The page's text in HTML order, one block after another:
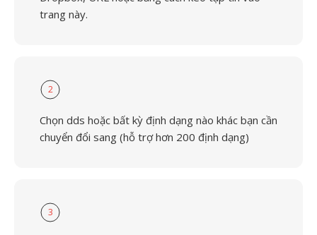
trang này.
2
Chọn dds hoặc bất kỳ định dạng nào khác bạn cần
chuyển đổi sang (hỗ trợ hơn 200 định dạng)
3